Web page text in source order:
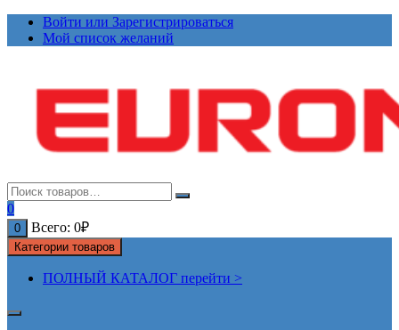
ПерейтиВойти или Зарегистрироваться
Мой список желаний
0
0 Всего: 0₽
Категории товаров
ПОЛНЫЙ КАТАЛОГ перейти >